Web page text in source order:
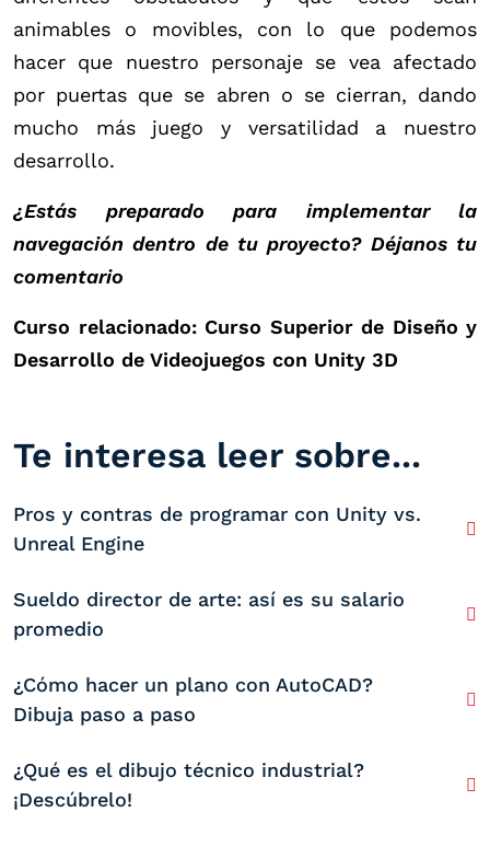
animables o movibles, con lo que podemos
hacer que nuestro personaje se vea afectado
por puertas que se abren o se cierran, dando
mucho más juego y versatilidad a nuestro
desarrollo.
¿Estás preparado para implementar la
navegación dentro de tu proyecto? Déjanos tu
comentario
Curso relacionado: Curso Superior de Diseño y
Desarrollo de Videojuegos con Unity 3D
Te interesa leer sobre...
Pros y contras de programar con Unity vs.
Unreal Engine
Sueldo director de arte: así es su salario
promedio
¿Cómo hacer un plano con AutoCAD?
Dibuja paso a paso
¿Qué es el dibujo técnico industrial?
¡Descúbrelo!